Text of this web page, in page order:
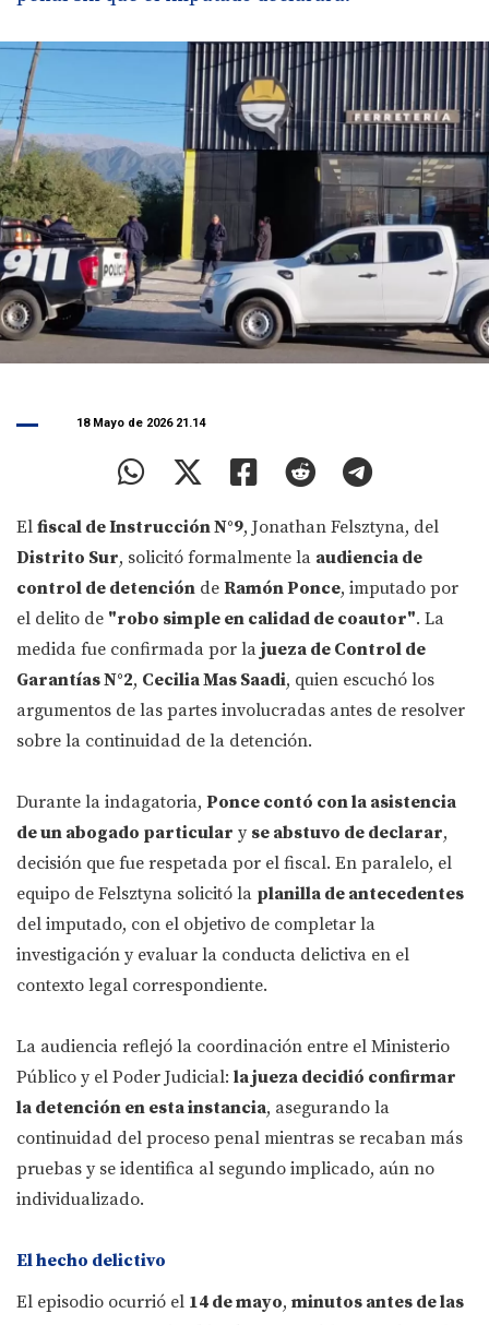
18 Mayo de 2026 21.14
El fiscal de Instrucción N°9, Jonathan Felsztyna, del
Distrito Sur, solicitó formalmente la audiencia de
control de detención de Ramón Ponce, imputado por
el delito de "robo simple en calidad de coautor". La
medida fue confirmada por la jueza de Control de
Garantías N°2, Cecilia Mas Saadi, quien escuchó los
argumentos de las partes involucradas antes de resolver
sobre la continuidad de la detención.
Durante la indagatoria, Ponce contó con la asistencia
de un abogado particular y se abstuvo de declarar,
decisión que fue respetada por el fiscal. En paralelo, el
equipo de Felsztyna solicitó la planilla de antecedentes
del imputado, con el objetivo de completar la
investigación y evaluar la conducta delictiva en el
contexto legal correspondiente.
La audiencia reflejó la coordinación entre el Ministerio
Público y el Poder Judicial: la jueza decidió confirmar
la detención en esta instancia, asegurando la
continuidad del proceso penal mientras se recaban más
pruebas y se identifica al segundo implicado, aún no
individualizado.
El hecho delictivo
El episodio ocurrió el 14 de mayo, minutos antes de las